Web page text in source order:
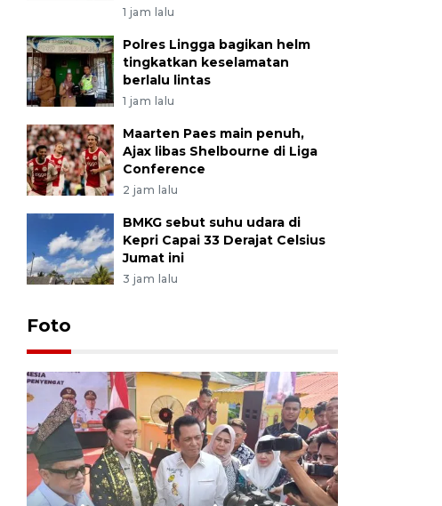
1 jam lalu
Polres Lingga bagikan helm
tingkatkan keselamatan
berlalu lintas
1 jam lalu
Maarten Paes main penuh,
Ajax libas Shelbourne di Liga
Conference
2 jam lalu
BMKG sebut suhu udara di
Kepri Capai 33 Derajat Celsius
Jumat ini
3 jam lalu
Foto